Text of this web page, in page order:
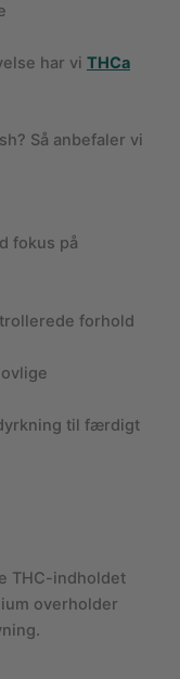
har vi THCa
Så anbefaler vi
fokus på
forhold
til færdigt
THC-indholdet
overholder